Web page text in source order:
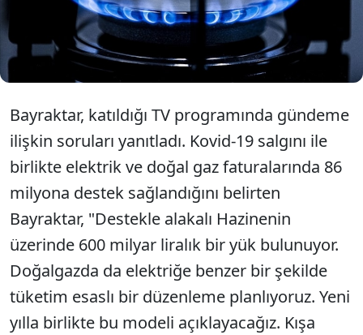
yapılmayacağını açıkladı. Peki doğalgaza zam
gelecek mi?
Bayraktar, katıldığı TV programında gündeme
ilişkin soruları yanıtladı. Kovid-19 salgını ile
birlikte elektrik ve doğal gaz faturalarında 86
milyona destek sağlandığını belirten
Bayraktar, "Destekle alakalı Hazinenin
üzerinde 600 milyar liralık bir yük bulunuyor.
Doğalgazda da elektriğe benzer bir şekilde
tüketim esaslı bir düzenleme planlıyoruz. Yeni
yılla birlikte bu modeli açıklayacağız. Kışa